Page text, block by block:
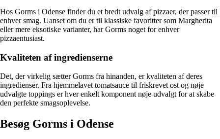
Hos Gorms i Odense finder du et bredt udvalg af pizzaer, der passer til
enhver smag. Uanset om du er til klassiske favoritter som Margherita
eller mere eksotiske varianter, har Gorms noget for enhver
pizzaentusiast.
Kvaliteten af ingredienserne
Det, der virkelig sætter Gorms fra hinanden, er kvaliteten af deres
ingredienser. Fra hjemmelavet tomatsauce til friskrevet ost og nøje
udvalgte toppings er hver enkelt komponent nøje udvalgt for at skabe
den perfekte smagsoplevelse.
Besøg Gorms i Odense